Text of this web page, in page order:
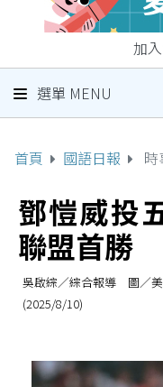
加
選單 MENU
首頁 國語日報 時
鄧愷威投
聯盟首勝
吳啟綜／綜合報導 圖／
(2025/8/10)